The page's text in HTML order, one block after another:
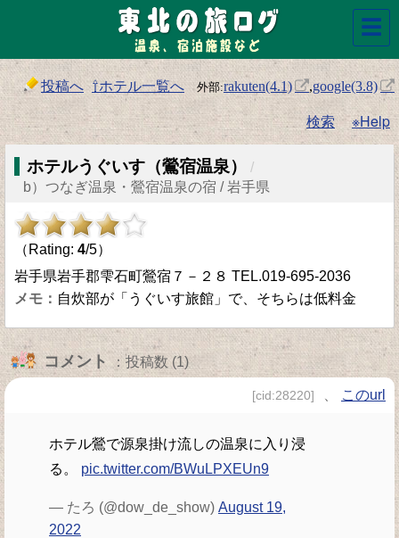
投稿へ ⇧ホテル一覧へ rakuten(4.1) google(3.8)
検索 ※Help
ホテルうぐいす（鶯宿温泉）
/
b）つなぎ温泉・鶯宿温泉の宿 / 岩手県
（Rating: 4/5）
岩手県岩手郡雫石町鶯宿７－２８ TEL.019-695-2036
自炊部が「うぐいす旅館」で、そちらは低料金
コメント ：投稿数 (1)
[cid:28220] このurl
ホテル鶯で源泉掛け流しの温泉に入り浸
る。 pic.twitter.com/BWuLPXEUn9
— たろ (@dow_de_show) August 19,
2022
☰